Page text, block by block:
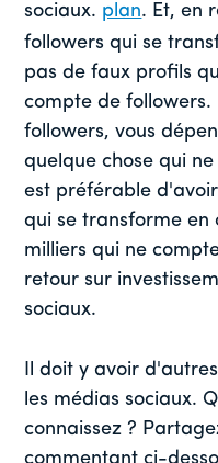
sociaux. plan. Et, en
followers qui se
pas de faux profils
compte de followers.
followers, vous
quelque chose qui
est préférable
qui se transforme en
milliers qui ne
retour sur
sociaux.
Il doit y avoir
les médias sociaux.
connaissez ?